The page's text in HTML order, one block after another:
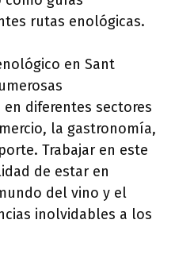
rutas enológicas.
en Sant
diferentes sectores
la gastronomía,
Trabajar en este
de estar en
del vino y el
inolvidables a los